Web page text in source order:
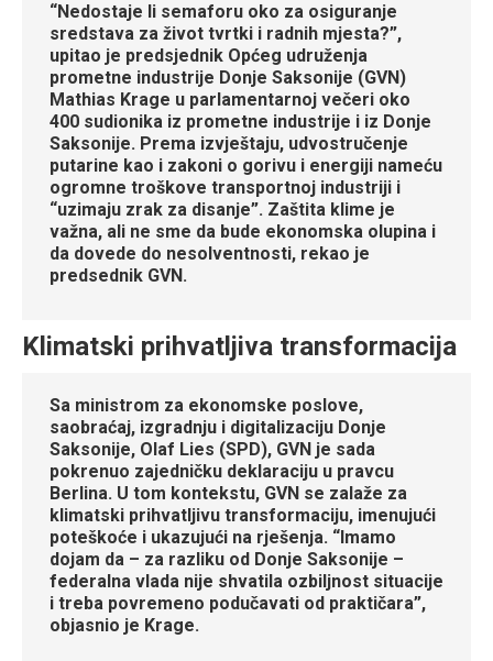
“Nedostaje li semaforu oko za osiguranje
sredstava za život tvrtki i radnih mjesta?”,
upitao je predsjednik Općeg udruženja
prometne industrije Donje Saksonije (GVN)
Mathias Krage u parlamentarnoj večeri oko
400 sudionika iz prometne industrije i iz Donje
Saksonije. Prema izvještaju, udvostručenje
putarine kao i zakoni o gorivu i energiji nameću
ogromne troškove transportnoj industriji i
“uzimaju zrak za disanje”. Zaštita klime je
važna, ali ne sme da bude ekonomska olupina i
da dovede do nesolventnosti, rekao je
predsednik GVN.
Klimatski prihvatljiva transformacija
Sa ministrom za ekonomske poslove,
saobraćaj, izgradnju i digitalizaciju Donje
Saksonije, Olaf Lies (SPD), GVN je sada
pokrenuo zajedničku deklaraciju u pravcu
Berlina. U tom kontekstu, GVN se zalaže za
klimatski prihvatljivu transformaciju, imenujući
poteškoće i ukazujući na rješenja. “Imamo
dojam da – za razliku od Donje Saksonije –
federalna vlada nije shvatila ozbiljnost situacije
i treba povremeno podučavati od praktičara”,
objasnio je Krage.